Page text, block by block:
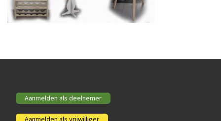
Aanmelden als deelnemer
Aanmelden als vrijwilliger